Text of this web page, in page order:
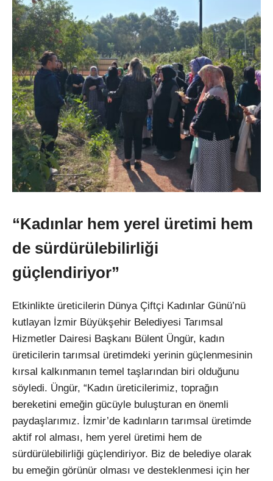
“Kadınlar hem yerel üretimi hem
de sürdürülebilirliği
güçlendiriyor”
Etkinlikte üreticilerin Dünya Çiftçi Kadınlar Günü’nü
kutlayan İzmir Büyükşehir Belediyesi Tarımsal
Hizmetler Dairesi Başkanı Bülent Üngür, kadın
üreticilerin tarımsal üretimdeki yerinin güçlenmesinin
kırsal kalkınmanın temel taşlarından biri olduğunu
söyledi. Üngür, “Kadın üreticilerimiz, toprağın
bereketini emeğin gücüyle buluşturan en önemli
paydaşlarımız. İzmir’de kadınların tarımsal üretimde
aktif rol alması, hem yerel üretimi hem de
sürdürülebilirliği güçlendiriyor. Biz de belediye olarak
bu emeğin görünür olması ve desteklenmesi için her